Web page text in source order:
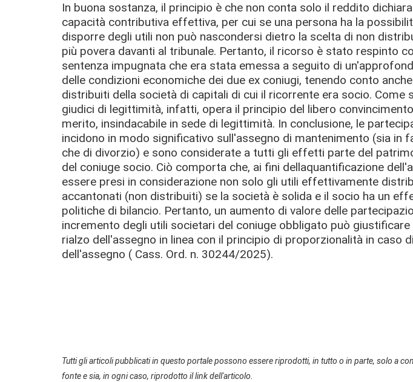
In buona sostanza, il principio è che non conta solo il reddito
capacità contributiva effettiva, per cui se una persona ha la
disporre degli utili non può nascondersi dietro la scelta di non
più povera davanti al tribunale. Pertanto, il ricorso è stato respinto
sentenza impugnata che era stata emessa a seguito di
delle condizioni economiche dei due ex coniugi, tenendo conto
distribuiti della società di capitali di cui il ricorrente era socio. Come
giudici di legittimità, infatti, opera il principio del libero
merito, insindacabile in sede di legittimità. In conclusione, le
incidono in modo significativo sull'assegno di mantenimento (sia in
che di divorzio) e sono considerate a tutti gli effetti parte del
del coniuge socio. Ciò comporta che, ai fini dellaquantificazione
essere presi in considerazione non solo gli utili effettivamente
accantonati (non distribuiti) se la società è solida e il socio ha un
politiche di bilancio. Pertanto, un aumento di valore delle
incremento degli utili societari del coniuge obbligato può giustificare
rialzo dell'assegno in linea con il principio di proporzionalità in caso
dell'assegno ( Cass. Ord. n. 30244/2025).
Tutti gli articoli pubblicati in questo portale possono essere riprodotti, in tutto o in parte, solo a
fonte e sia, in ogni caso, riprodotto il link dell'articolo.